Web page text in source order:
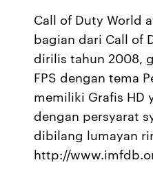
Call of Duty World
bagian dari Call of
dirilis tahun 2008,
FPS dengan tema
memiliki Grafis HD
dengan persyarat
dibilang lumayan
http://